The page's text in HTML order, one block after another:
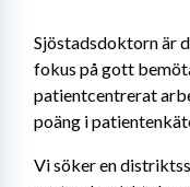
Sjöstadsdoktorn är
fokus på gott
patientcentrerat
poäng i
Vi söker en